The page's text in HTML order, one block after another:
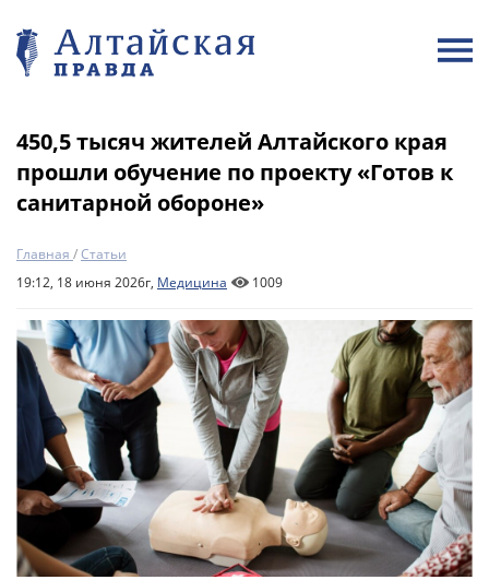
450,5 тысяч жителей Алтайского края
прошли обучение по проекту «Готов к
санитарной обороне»
Главная /Статьи
19:12, 18 июня 2026г, Медицина 1009